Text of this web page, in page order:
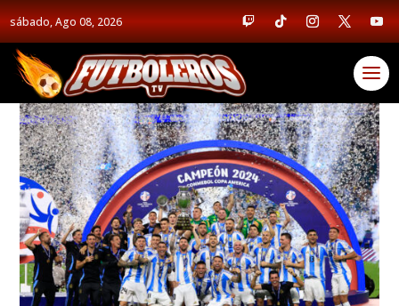
sábado, Ago 08, 2026